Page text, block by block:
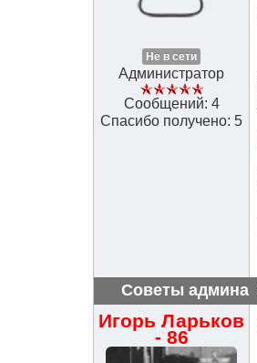
Не в сети
Администратор
Сообщений: 4
Спасибо получено: 5
Советы админа
Игорь Ларьков
- 86